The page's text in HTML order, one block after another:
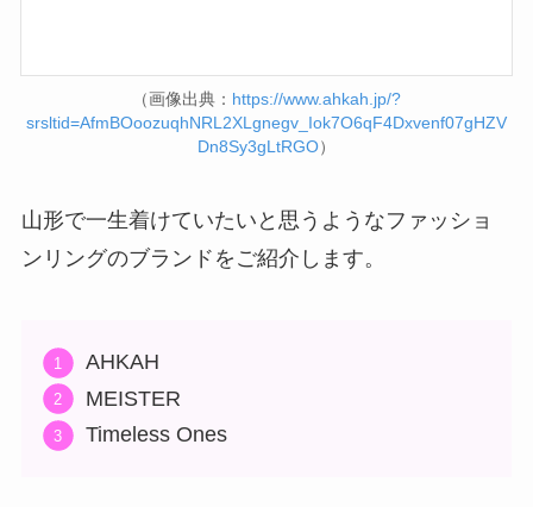
（画像出典： https://www.ahkah.jp/?
srsltid=AfmBOoozuqhNRL2XLgnegv_Iok7O6qF4Dxvenf07gHZV
Dn8Sy3gLtRGO）
山形で一生着けていたいと思うようなファッショ
ンリングのブランドをご紹介します。
AHKAH
MEISTER
Timeless Ones